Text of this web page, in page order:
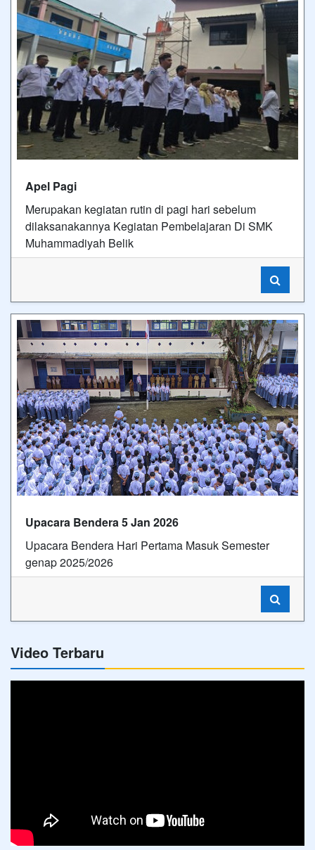
Apel Pagi
Merupakan kegiatan rutin di pagi hari sebelum
dilaksanakannya Kegiatan Pembelajaran Di SMK
Muhammadiyah Belik
Upacara Bendera 5 Jan 2026
Upacara Bendera Hari Pertama Masuk Semester
genap 2025/2026
Video Terbaru